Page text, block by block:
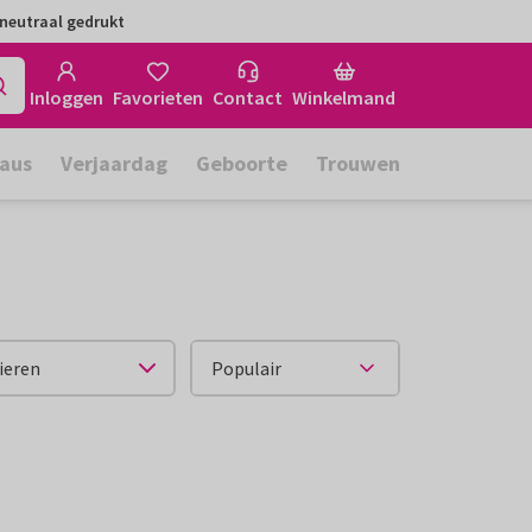
gedrukt
Inloggen Favorieten Contact Winkelmand
Verjaardag Geboorte Trouwen